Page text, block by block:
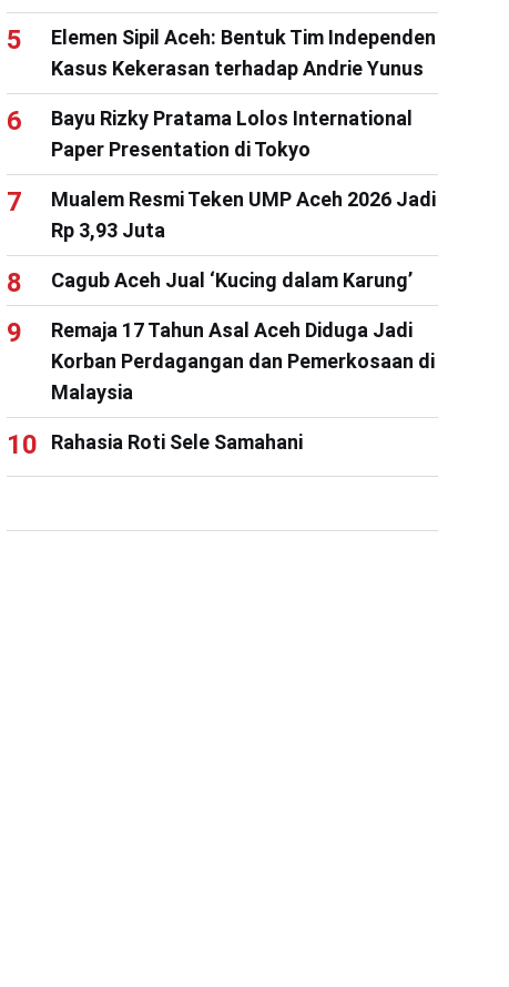
Elemen Sipil Aceh: Bentuk Tim Independen
Kasus Kekerasan terhadap Andrie Yunus
Bayu Rizky Pratama Lolos International
Paper Presentation di Tokyo
Mualem Resmi Teken UMP Aceh 2026 Jadi
Rp 3,93 Juta
Cagub Aceh Jual ‘Kucing dalam Karung’
Remaja 17 Tahun Asal Aceh Diduga Jadi
Korban Perdagangan dan Pemerkosaan di
Malaysia
Rahasia Roti Sele Samahani